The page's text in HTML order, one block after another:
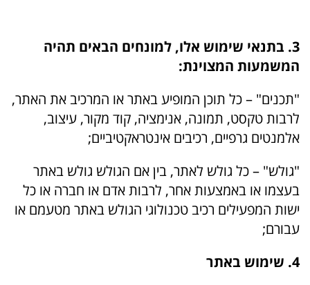
3. בתנאי שימוש אלו, למונחים הבאים תהיה
המשמעות המצוינת:
"תכנים" – כל תוכן המופיע באתר או המרכיב את האתר,
לרבות טקסט, תמונה, אנימציה, קוד מקור, עיצוב,
אלמנטים גרפיים, רכיבים אינטראקטיביים;
"גולש" – כל גולש לאתר, בין אם הגולש גולש באתר
בעצמו או באמצעות אחר, לרבות אדם או חברה או כל
ישות המפעילים רכיב טכנולוגי הגולש באתר מטעמם או
עבורם;
4. שימוש באתר